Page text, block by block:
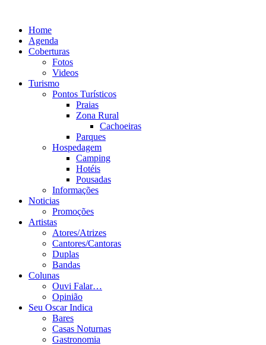
conteúdo
Home
Agenda
Coberturas
Fotos
Videos
Turismo
Pontos Turísticos
Praias
Zona Rural
Cachoeiras
Parques
Hospedagem
Camping
Hotéis
Pousadas
Informações
Noticias
Promoções
Artistas
Atores/Atrizes
Cantores/Cantoras
Duplas
Bandas
Colunas
Ouvi Falar…
Opinião
Seu Oscar Indica
Bares
Casas Noturnas
Gastronomia